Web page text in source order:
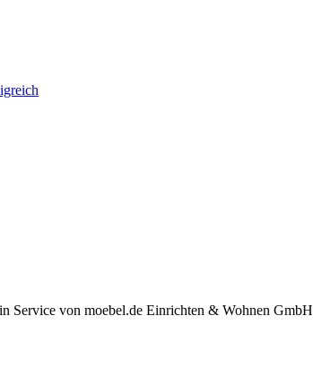
Service von moebel.de Einrichten & Wohnen GmbH